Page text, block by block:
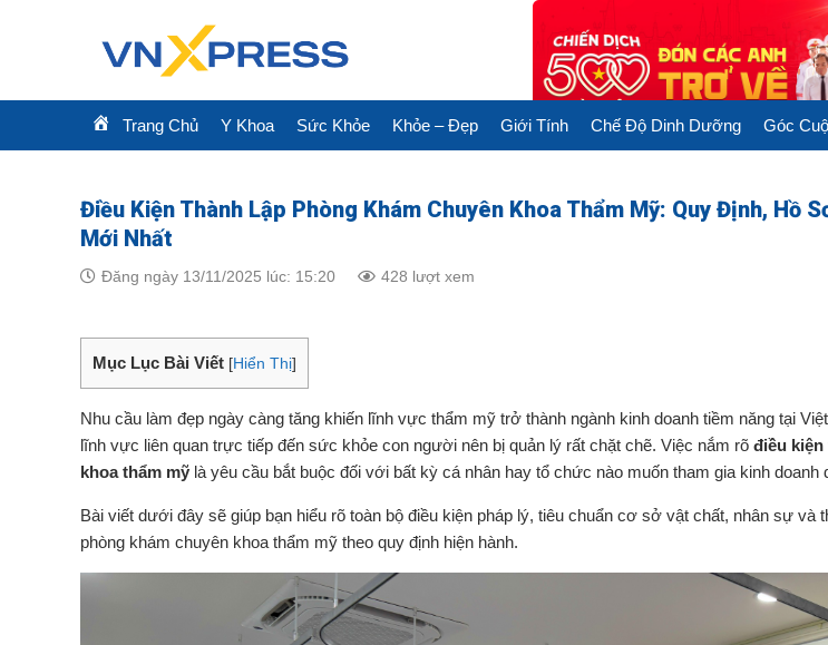
Trang Chủ Y Khoa Sức Khỏe Khỏe – Đẹp Giới Tính Chế Độ Dinh Dưỡng Góc
Điều Kiện Thành Lập Phòng Khám Chuyên Khoa Thẩm Mỹ: Quy Định, Hồ
Mới Nhất
Đăng ngày 13/11/2025 lúc: 15:20 428 lượt xem
Mục Lục Bài Viết [Hiển Thị]
Nhu cầu làm đẹp ngày càng tăng khiến lĩnh vực thẩm mỹ trở thành ngành kinh doanh tiềm năng tại
lĩnh vực liên quan trực tiếp đến sức khỏe con người nên bị quản lý rất chặt chẽ. Việc nắm rõ điều kiện
khoa thẩm mỹ là yêu cầu bắt buộc đối với bất kỳ cá nhân hay tổ chức nào muốn tham gia kinh doanh
Bài viết dưới đây sẽ giúp bạn hiểu rõ toàn bộ điều kiện pháp lý, tiêu chuẩn cơ sở vật chất, nhân sự và
phòng khám chuyên khoa thẩm mỹ theo quy định hiện hành.